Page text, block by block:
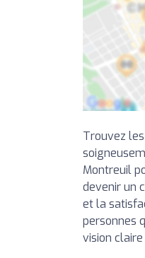
Trouvez
Montreuil
devenir un
et la
personnes
vision